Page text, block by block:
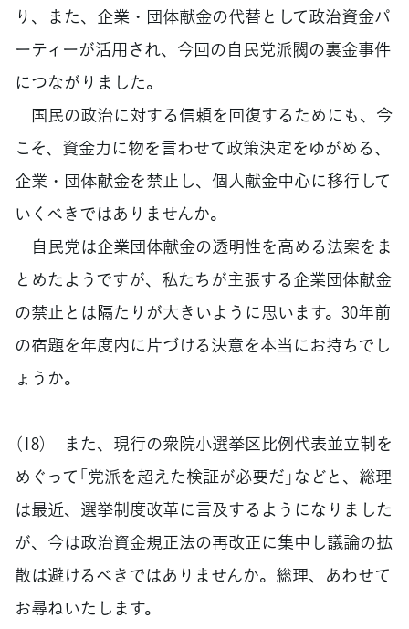
り、また、企業・団体献金の代替として政治資金パ
ーティーが活用され、今回の自民党派閥の裏金事件
につながりました。
国民の政治に対する信頼を回復するためにも、今
こそ、資金力に物を言わせて政策決定をゆがめる、
企業・団体献金を禁止し、個人献金中心に移行して
いくべきではありませんか。
自民党は企業団体献金の透明性を高める法案をま
とめたようですが、私たちが主張する企業団体献金
の禁止とは隔たりが大きいように思います。30年前
の宿題を年度内に片づける決意を本当にお持ちでし
ょうか。
（18） また、現行の衆院小選挙区比例代表並立制を
めぐって「党派を超えた検証が必要だ」などと、総理
は最近、選挙制度改革に言及するようになりました
が、今は政治資金規正法の再改正に集中し議論の拡
散は避けるべきではありませんか。総理、あわせて
お尋ねいたします。